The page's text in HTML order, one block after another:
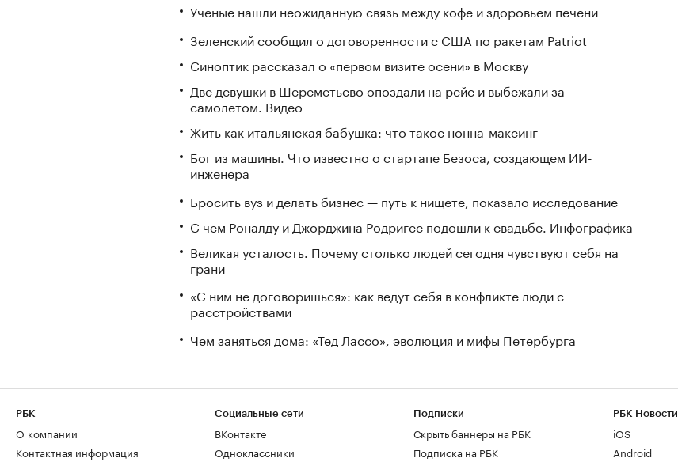
Ученые нашли неожиданную связь между кофе и здоровьем печени
Зеленский сообщил о договоренности с США по ракетам Patriot
Синоптик рассказал о «первом визите осени» в Москву
Две девушки в Шереметьево опоздали на рейс и выбежали за
самолетом. Видео
Жить как итальянская бабушка: что такое нонна-максинг
Бог из машины. Что известно о стартапе Безоса, создающем ИИ-
инженера
Бросить вуз и делать бизнес — путь к нищете, показало исследование
С чем Роналду и Джорджина Родригес подошли к свадьбе. Инфографика
Великая усталость. Почему столько людей сегодня чувствуют себя на
грани
«С ним не договоришься»: как ведут себя в конфликте люди с
расстройствами
Чем заняться дома: «Тед Лассо», эволюция и мифы Петербурга
РБК
О компании
Контактная информация
Социальные сети
ВКонтакте
Одноклассники
Подписки
Скрыть баннеры на РБК
Подписка на РБК
РБК Новости
iOS
Android